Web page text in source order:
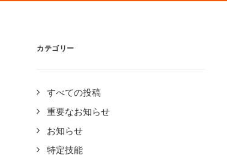
カテゴリー
すべての投稿
重要なお知らせ
お知らせ
特定技能